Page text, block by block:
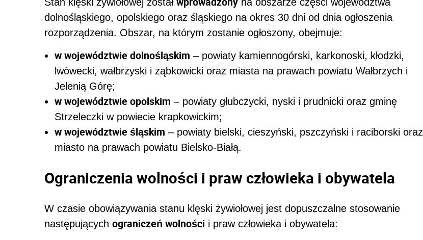
dolnośląskiego, opolskiego oraz śląskiego na okres 30 dni od dnia ogłoszenia
rozporządzenia. Obszar, na którym zostanie ogłoszony, obejmuje:
w województwie dolnośląskim – powiaty kamiennogórski, karkonoski, kłodzki,
lwówecki, wałbrzyski i ząbkowicki oraz miasta na prawach powiatu Wałbrzych i
Jelenią Górę;
w województwie opolskim – powiaty głubczycki, nyski i prudnicki oraz gminę
Strzeleczki w powiecie krapkowickim;
w województwie śląskim – powiaty bielski, cieszyński, pszczyński i raciborski oraz
miasto na prawach powiatu Bielsko-Białą.
Ograniczenia wolności i praw człowieka i obywatela
W czasie obowiązywania stanu klęski żywiołowej jest dopuszczalne stosowanie
następujących ograniczeń wolności i praw człowieka i obywatela: